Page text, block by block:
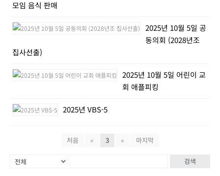
모임 음식 판매
2025년 10월 5일 공
동의회 (2028년조
집사선출)
2025년 10월 5일 어린이 교
회 애플피킹
2025년 VBS-5
처음 « 3 » 마지막
검색